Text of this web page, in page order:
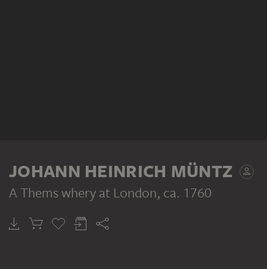
JOHANN HEINRICH MÜNTZ
A Thems whery at London, ca. 1760